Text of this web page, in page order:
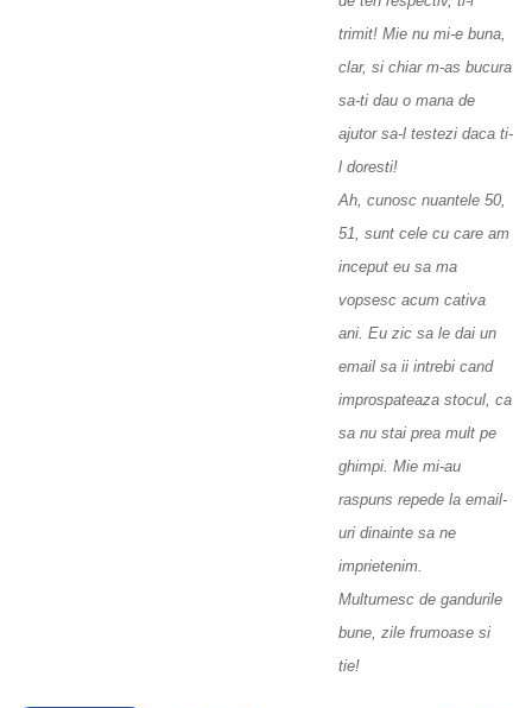
trimit! Mie nu mi-e buna,
clar, si chiar m-as bucura
sa-ti dau o mana de
ajutor sa-l testezi daca ti-
l doresti!
Ah, cunosc nuantele 50,
51, sunt cele cu care am
inceput eu sa ma
vopsesc acum cativa
ani. Eu zic sa le dai un
email sa ii intrebi cand
improspateaza stocul, ca
sa nu stai prea mult pe
ghimpi. Mie mi-au
raspuns repede la email-
uri dinainte sa ne
imprietenim.
Multumesc de gandurile
bune, zile frumoase si
tie!